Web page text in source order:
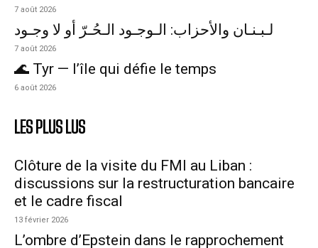
7 août 2026
لـبـنـان والأحزاب: الـوجـود الـحُـرّ أو لا وجـود
7 août 2026
🌊 Tyr — l’île qui défie le temps
6 août 2026
LES PLUS LUS
Clôture de la visite du FMI au Liban :
discussions sur la restructuration bancaire
et le cadre fiscal
13 février 2026
L’ombre d’Epstein dans le rapprochement